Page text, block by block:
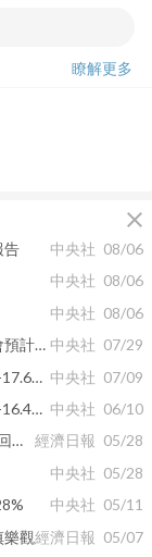
瞭解更多
close
告 中央社 08/06
中央社 08/06
中央社 08/06
【公告】春雨115年第二季合併財務報告之董事會預計召開日期為115年08月06日 中央社 07/29
【公告】春雨 2026年6月合併營收6.23億元 年增-17.63% 中央社 07/09
【公告】春雨 2026年5月合併營收6.64億元 年增-16.47% 中央社 06/10
春雨股東會／鋼結構扣件訂單前景旺 已做好景氣回溫準備
經濟日報 05/28
中央社 05/28
中央社 05/11
樂觀經濟日報 05/07